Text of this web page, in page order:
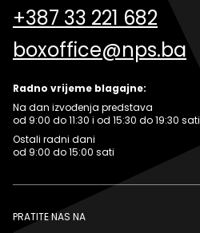
+387 33 221 682
boxoffice@nps.ba
Radno vrijeme blagajne:
Na dan izvođenja predstava
od 9:00 do 11:30 i od 15:30 do 19:30 sati
Ostali radni dani
od 9:00 do 15:00 sati
PRATITE NAS NA